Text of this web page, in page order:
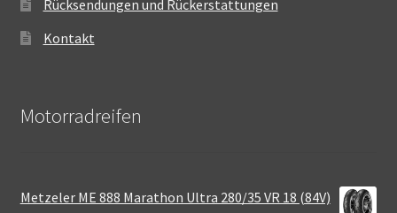
Rücksendungen und Rückerstattungen
Kontakt
Motorradreifen
Metzeler ME 888 Marathon Ultra 280/35 VR 18 (84V)